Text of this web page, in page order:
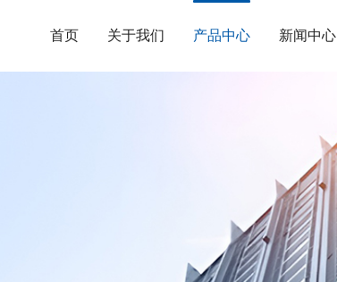
首页 关于我们 产品中心 新闻中心